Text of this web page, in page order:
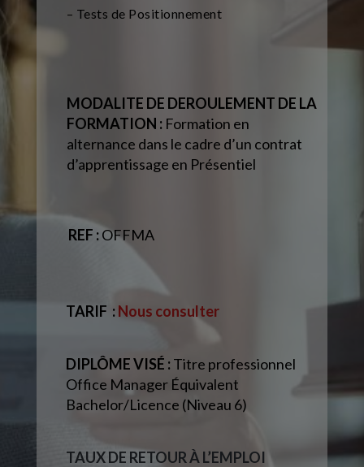
– Tests de Positionnement
MODALITE DE DEROULEMENT DE LA
FORMATION : Formation en
alternance dans le cadre d’un contrat
d’apprentissage en Présentiel
REF :OFFMA
TARIF :Nous consulter
DIPLÔME VISÉ :Titre professionnel
Office Manager Équivalent
Bachelor/Licence (Niveau 6)
TAUX DE RETOUR À L’EMPLOI